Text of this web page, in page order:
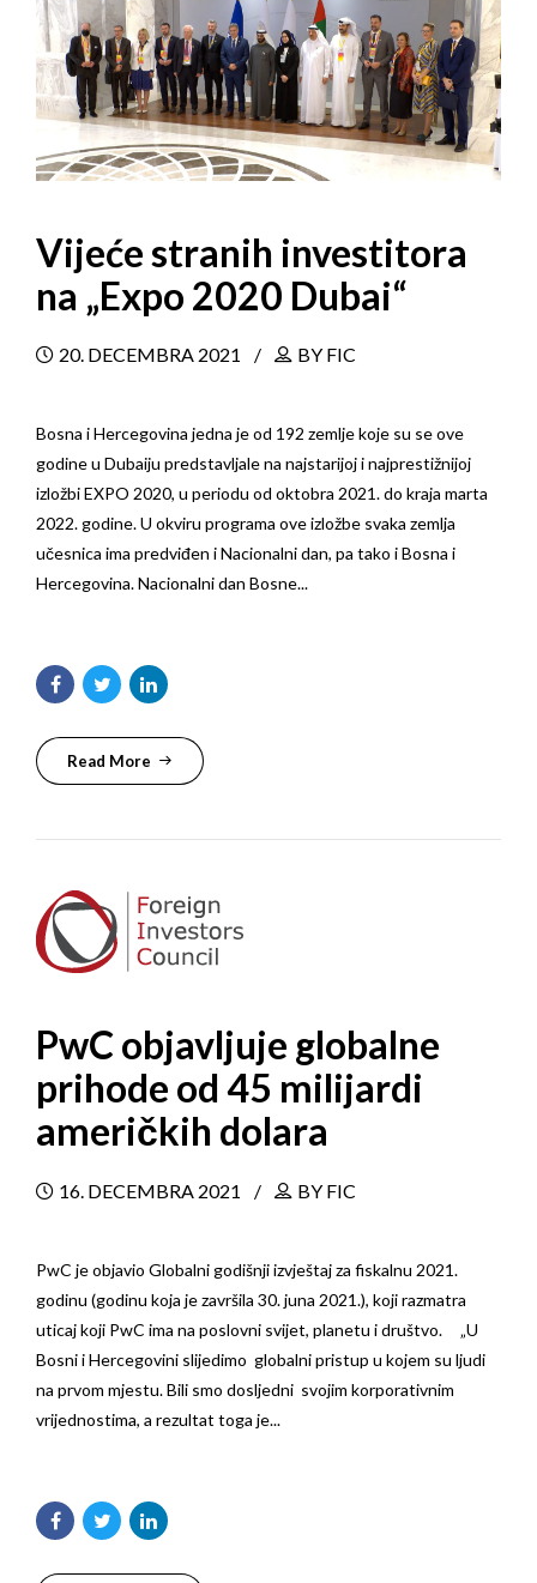
Vijeće stranih investitora
na „Expo 2020 Dubai“
20. DECEMBRA 2021 BY FIC
Bosna i Hercegovina jedna je od 192 zemlje koje su se ove
godine u Dubaiju predstavljale na najstarijoj i najprestižnijoj
izložbi EXPO 2020, u periodu od oktobra 2021. do kraja marta
2022. godine. U okviru programa ove izložbe svaka zemlja
učesnica ima predviđen i Nacionalni dan, pa tako i Bosna i
Hercegovina. Nacionalni dan Bosne...
Read More
PwC objavljuje globalne
prihode od 45 milijardi
američkih dolara
16. DECEMBRA 2021 BY FIC
PwC je objavio Globalni godišnji izvještaj za fiskalnu 2021.
godinu (godinu koja je završila 30. juna 2021.), koji razmatra
uticaj koji PwC ima na poslovni svijet, planetu i društvo. „U
Bosni i Hercegovini slijedimo globalni pristup u kojem su ljudi
na prvom mjestu. Bili smo dosljedni svojim korporativnim
vrijednostima, a rezultat toga je...